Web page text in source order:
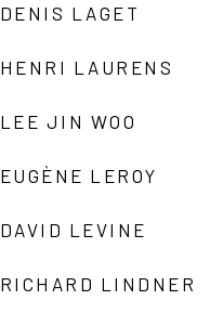
DENIS LAGET
HENRI LAURENS
LEE JIN WOO
EUGÈNE LEROY
DAVID LEVINE
RICHARD LINDNER